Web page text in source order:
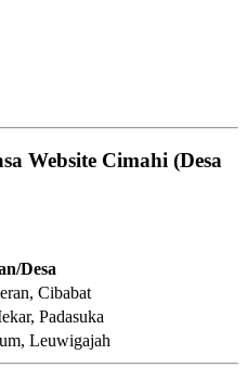
Website Cimahi (Desa
Desa
Cibabat
Padasuka
Leuwigajah